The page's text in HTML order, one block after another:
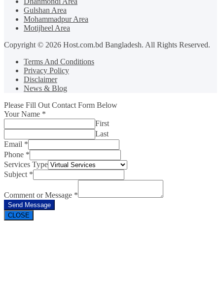
Gulshan Area
Mohammadpur Area
Motijheel Area
Copyright © 2026 Host.com.bd Bangladesh. All Rights Reserved.
Terms And Conditions
Privacy Policy
Disclaimer
News & Blog
Please Fill Out Contact Form Below
Your Name *
First
Last
Email *
Phone *
Services Type
Subject *
Comment or Message *
Send Message
CLOSE